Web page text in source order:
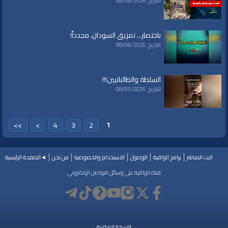
باختصار... تمزيق السودان، مجدداً!
التاريخ: 08/06/2026
السلطة والطالبانيين!!!
التاريخ: 08/05/2026
1
2
3
4
>
>>
البث المباشر برامج الواقية الوصول الاستخدام والخصوصيه من نحن
◄الصفحة الرئيسية
قناة الواقية على وسائل التواصل الإلكتروني